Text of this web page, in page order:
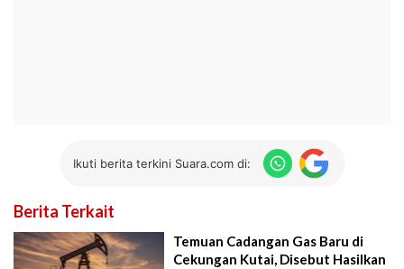
Ikuti berita terkini Suara.com di:
Berita Terkait
Temuan Cadangan Gas Baru di
Cekungan Kutai, Disebut Hasilkan